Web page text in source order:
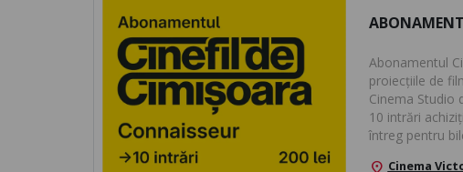
Abonamentul
proiecțiile de
Cinema Studio
10 intrări
întreg pentru
location_on Cinema